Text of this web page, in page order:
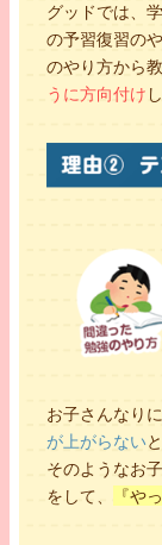
グッドでは、
の予習復習の
のやり方から
うに方向付け
お子さんなり
が上がらない
そのようなお
をして、
『や